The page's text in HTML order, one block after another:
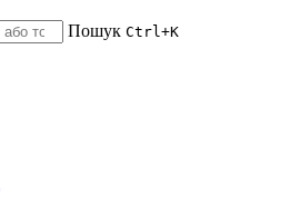
Пошук Ctrl+K